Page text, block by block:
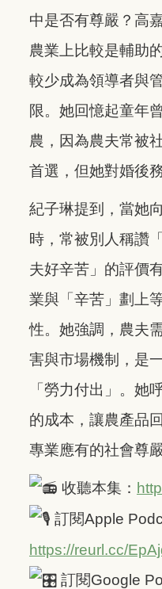
中是否有尊嚴？高
農業上比較是輔助
較少成為領導者與
限。她回憶起童年
農，因為農夫常被
首選，但她對婚後
紀子琳提到，當她
時，常被別人稱讚
夫好辛苦」的評價
業與「辛苦」劃上
性。她強調，農夫
害與市場機制，是
「勞力付出」。她
的成本，讓農產品
專業應有的社會尊
收聽本集：
訂閱Apple
https://reurl.cc/
訂閱Google